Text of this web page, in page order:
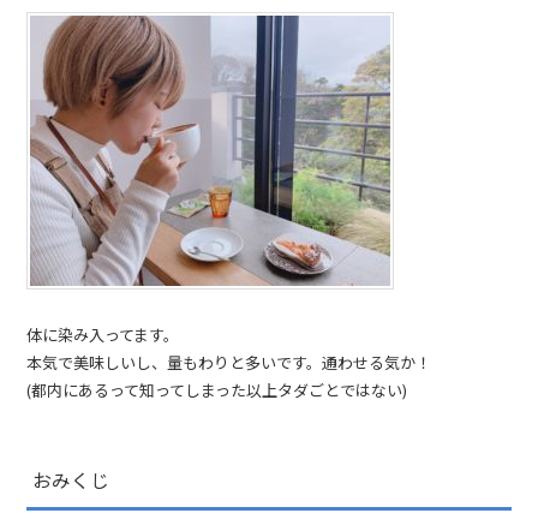
体に染み入ってます。
本気で美味しいし、量もわりと多いです。通わせる気か！
(都内にあるって知ってしまった以上タダごとではない)
おみくじ